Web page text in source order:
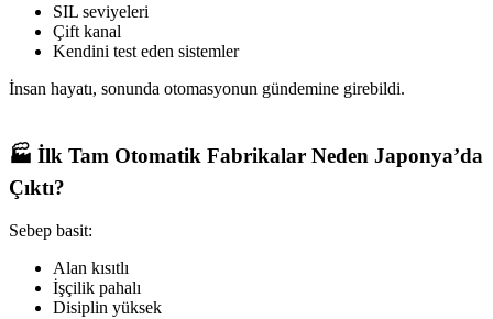
SIL seviyeleri
Çift kanal
Kendini test eden sistemler
İnsan hayatı, sonunda otomasyonun gündemine girebildi.
🏭 İlk Tam Otomatik Fabrikalar Neden Japonya’da
Çıktı?
Sebep basit:
Alan kısıtlı
İşçilik pahalı
Disiplin yüksek